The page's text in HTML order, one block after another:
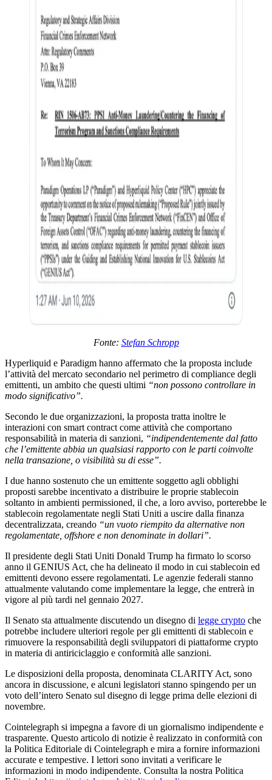
Fonte: Stefan Schropp
Hyperliquid e Paradigm hanno affermato che la proposta include
l’attività del mercato secondario nel perimetro di compliance degli
emittenti, un ambito che questi ultimi “non possono controllare in
modo significativo”.
Secondo le due organizzazioni, la proposta tratta inoltre le
interazioni con smart contract come attività che comportano
responsabilità in materia di sanzioni, “indipendentemente dal fatto
che l’emittente abbia un qualsiasi rapporto con le parti coinvolte
nella transazione, o visibilità su di esse”.
I due hanno sostenuto che un emittente soggetto agli obblighi
proposti sarebbe incentivato a distribuire le proprie stablecoin
soltanto in ambienti permissioned, il che, a loro avviso, porterebbe le
stablecoin regolamentate negli Stati Uniti a uscire dalla finanza
decentralizzata, creando “un vuoto riempito da alternative non
regolamentate, offshore e non denominate in dollari”.
Il presidente degli Stati Uniti Donald Trump ha firmato lo scorso
anno il GENIUS Act, che ha delineato il modo in cui stablecoin ed
emittenti devono essere regolamentati. Le agenzie federali stanno
attualmente valutando come implementare la legge, che entrerà in
vigore al più tardi nel gennaio 2027.
Il Senato sta attualmente discutendo un disegno di legge crypto che
potrebbe includere ulteriori regole per gli emittenti di stablecoin e
rimuovere la responsabilità degli sviluppatori di piattaforme crypto
in materia di antiriciclaggio e conformità alle sanzioni.
Le disposizioni della proposta, denominata CLARITY Act, sono
ancora in discussione, e alcuni legislatori stanno spingendo per un
voto dell’intero Senato sul disegno di legge prima delle elezioni di
novembre.
Cointelegraph si impegna a favore di un giornalismo indipendente e
trasparente. Questo articolo di notizie è realizzato in conformità con
la Politica Editoriale di Cointelegraph e mira a fornire informazioni
accurate e tempestive. I lettori sono invitati a verificare le
informazioni in modo indipendente. Consulta la nostra Politica